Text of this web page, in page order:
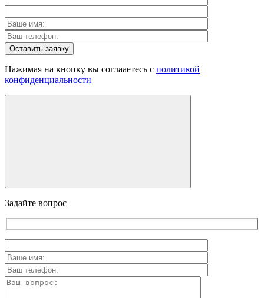
Оставить заявку
Нажимая на кнопку вы соглааетесь с политикой
конфиденциальности
Задайте вопрос